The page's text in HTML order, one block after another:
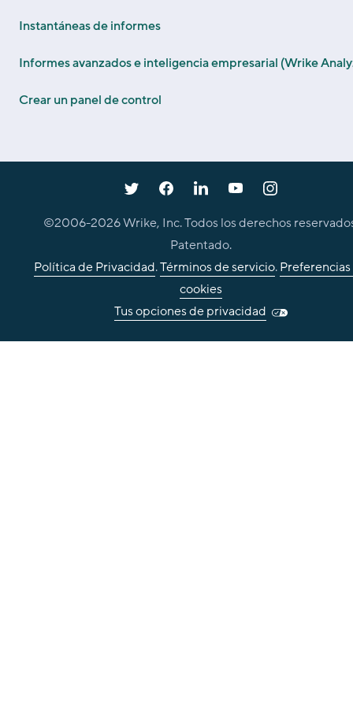
Instantáneas de informes
Informes avanzados e inteligencia empresarial (Wrike
Crear un panel de control
©2006-2026Wrike, Inc. Todos los derechos
Patentado.
Política de Privacidad.Términos de servicio.
cookies
Tus opciones de privacidad